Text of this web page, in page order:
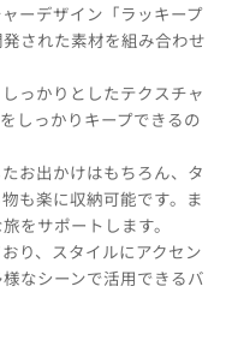
ーデザイン「ラッキープ
された素材を組み合わせ
っかりとしたテクスチャ
しっかりキープできるの
お出かけはもちろん、タ
も楽に収納可能です。ま
をサポートします。
り、スタイルにアクセン
なシーンで活用できるバ